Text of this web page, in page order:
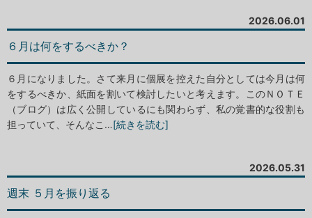
2026.06.01
６月は何をするべきか？
６月になりました。さて来月に個展を控えた自分としては今月は何
をするべきか、紙面を割いて検討したいと考えます。このＮＯＴＥ
（ブログ）は広く公開しているにも関わらず、私の覚書的な役割も
担っていて、そんなこ…[続きを読む]
2026.05.31
週末 ５月を振り返る